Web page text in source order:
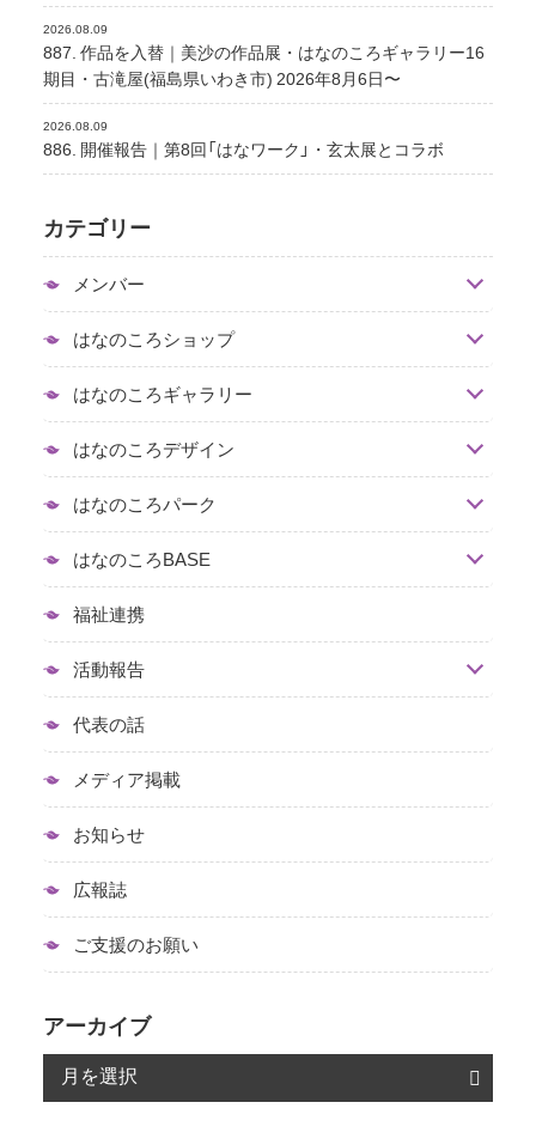
2026.08.09
887. 作品を入替｜美沙の作品展・はなのころギャラリー16
期目・古滝屋(福島県いわき市) 2026年8月6日〜
2026.08.09
886. 開催報告｜第8回「はなワーク」・玄太展とコラボ
カテゴリー
メンバー
はなのころショップ
はなのころギャラリー
はなのころデザイン
はなのころパーク
はなのころBASE
福祉連携
活動報告
代表の話
メディア掲載
お知らせ
広報誌
ご支援のお願い
アーカイブ